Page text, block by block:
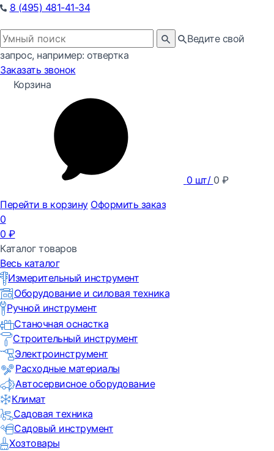
8 (495) 481-41-34
Ведите свой
запрос, например: отвертка
Заказать звонок
Корзина
0 шт/ 0 ₽
Перейти в корзину Оформить заказ
0
0 ₽
Каталог товаров
Весь каталог
Измерительный инструмент
Оборудование и силовая техника
Ручной инструмент
Станочная оснастка
Строительный инструмент
Электроинструмент
Расходные материалы
Автосервисное оборудование
Климат
Садовая техника
Садовый инструмент
Хозтовары